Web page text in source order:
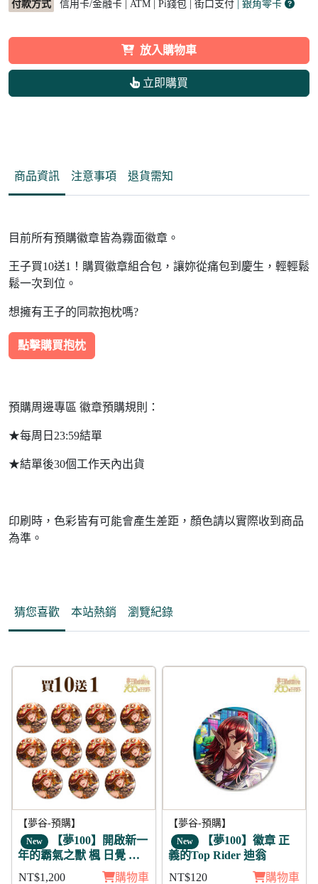
付款方式 信用卡/金融卡 | ATM | Pi錢包 | 街口支付 | 銀角零卡
放入購物車
立即購買
商品資訊 注意事項 退貨需知
目前所有預購徽章皆為霧面徽章。
王子買10送1！購買徽章組合包，讓妳從痛包到慶生，輕輕鬆
鬆一次到位。
想擁有王子的同款抱枕嗎?
點擊購買抱枕
預購周邊專區 徽章預購規則：
★每周日23:59結單
★結單後30個工作天內出貨
印刷時，色彩皆有可能會產生差距，顏色請以實際收到商品
為準。
猜您喜歡 本站熱銷 瀏覽紀錄
【夢谷-預購】
New 【夢100】開啟新一
年的霸氣之獸 楓 日覺 徽
NT$1,200 購物車
【夢谷-預購】
New 【夢100】徽章 正
義的Top Rider 迪翁
NT$120
購物車